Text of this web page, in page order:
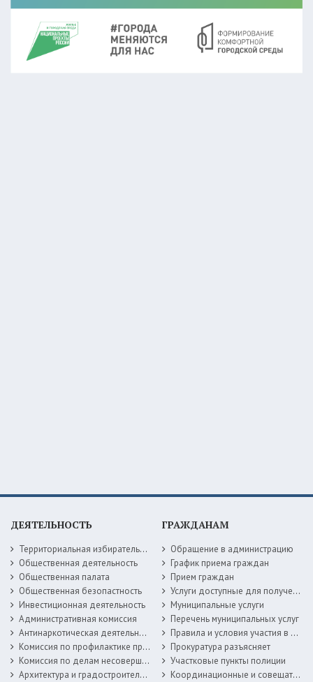
ДЕЯТЕЛЬНОСТЬ
Территориальная избирательная комиссия
Общественная деятельность
Общественная палата
Общественная безопастность
Инвестиционная деятельность
Административная комиссия
Антинаркотическая деятельность
Комиссия по профилактике правонарушений
Комиссия по делам несовершеннолетних
Архитектура и градостроительство
ГРАЖДАНАМ
Обращение в администрацию
График приема граждан
Прием граждан
Услуги доступные для получения в электронной форме
Муниципальные услуги
Перечень муниципальных услуг
Правила и условия участия в жилищных программах
Прокуратура разъясняет
Участковые пункты полиции
Координационные и совещательные органы